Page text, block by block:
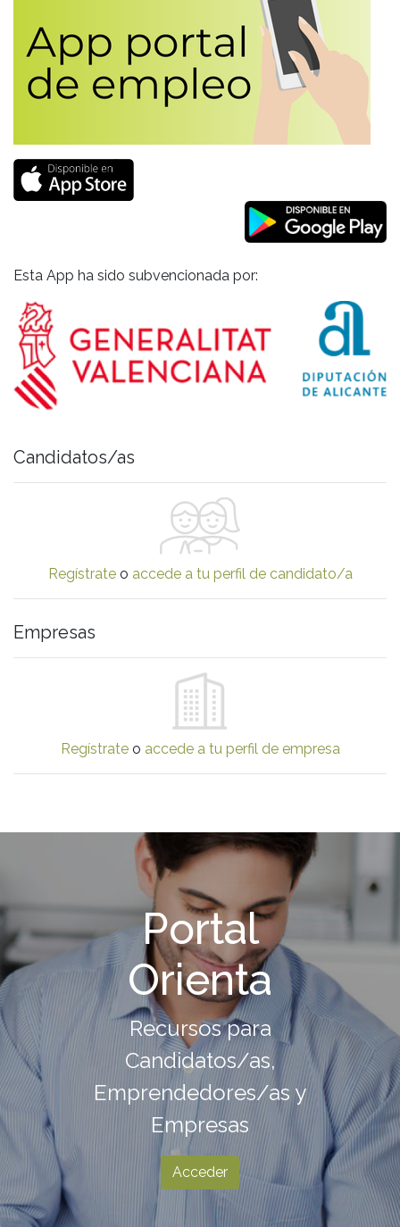
Esta App ha sido subvencionada por:
Candidatos/as
Regístrateo accede a tu perfil de candidato/a
Empresas
Regístrateo accede a tu perfil de empresa
Portal
Orienta
Recursos para
Candidatos/as,
Emprendedores/as y
Empresas
Acceder